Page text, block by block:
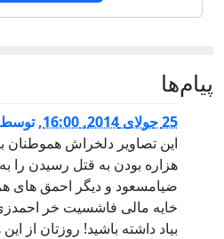
پيام‌ها
25 جولای 2014, 16:00 ,
این تصاویر دلخراش هموطنان
هزاره بودن به قتل رسیدن را
ضیامسعود و دیگر احمق های
خایه مالی فاشسیت خر
بیاد داشته باشید! روزتان از